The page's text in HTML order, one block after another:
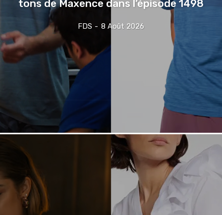
tons de Maxence dans l’épisode 1498
FDS - 8 Août 2026